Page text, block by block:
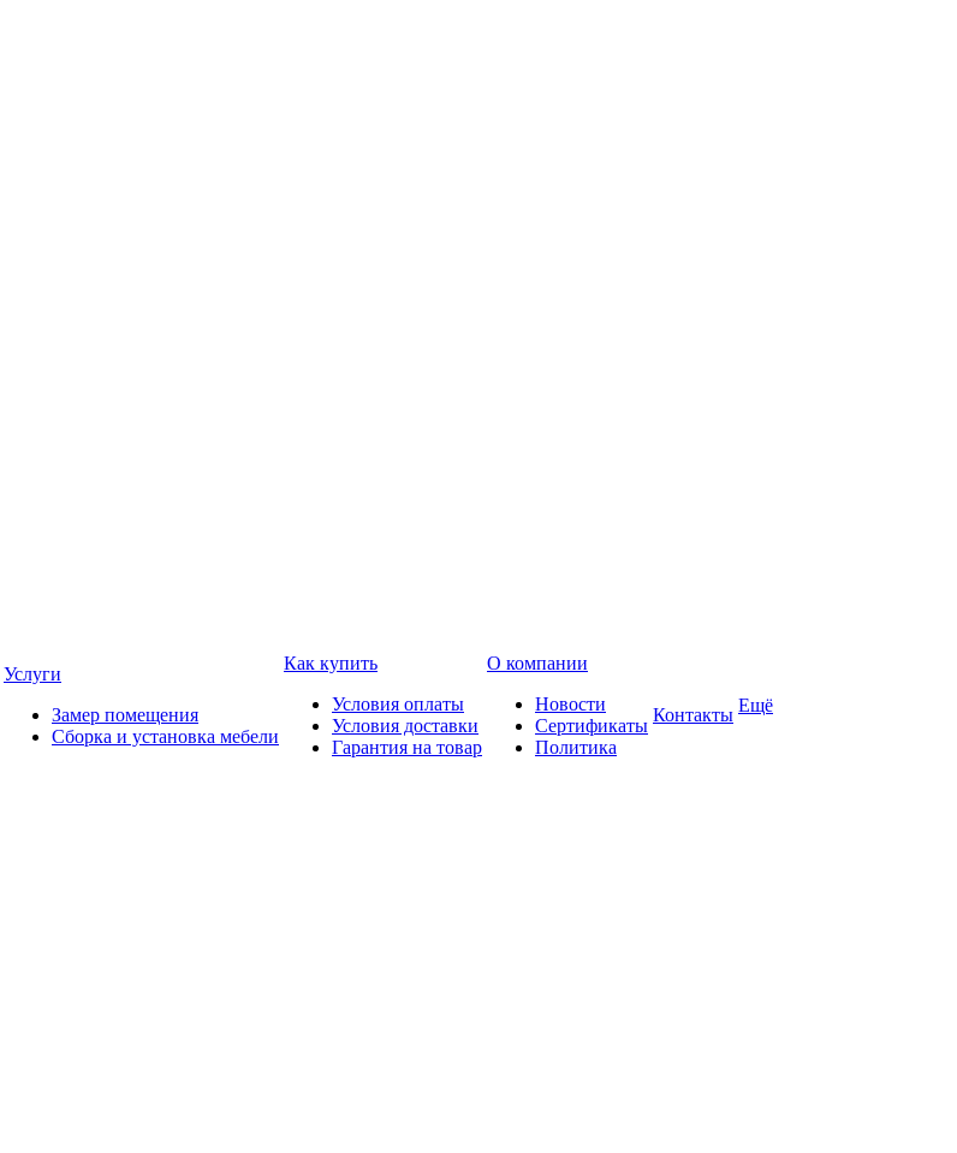
Услуги
Замер помещения
Сборка и установка мебели
Как купить
Условия оплаты
Условия доставки
Гарантия на товар
О компании
Новости
Сертификаты
Политика
Контакты Ещё